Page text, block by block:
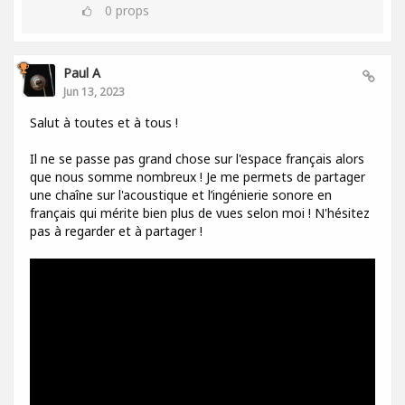
0 props
Paul A
Jun 13, 2023
Salut à toutes et à tous !
Il ne se passe pas grand chose sur l'espace français alors
que nous somme nombreux ! Je me permets de partager
une chaîne sur l'acoustique et l’ingénierie sonore en
français qui mérite bien plus de vues selon moi ! N'hésitez
pas à regarder et à partager !